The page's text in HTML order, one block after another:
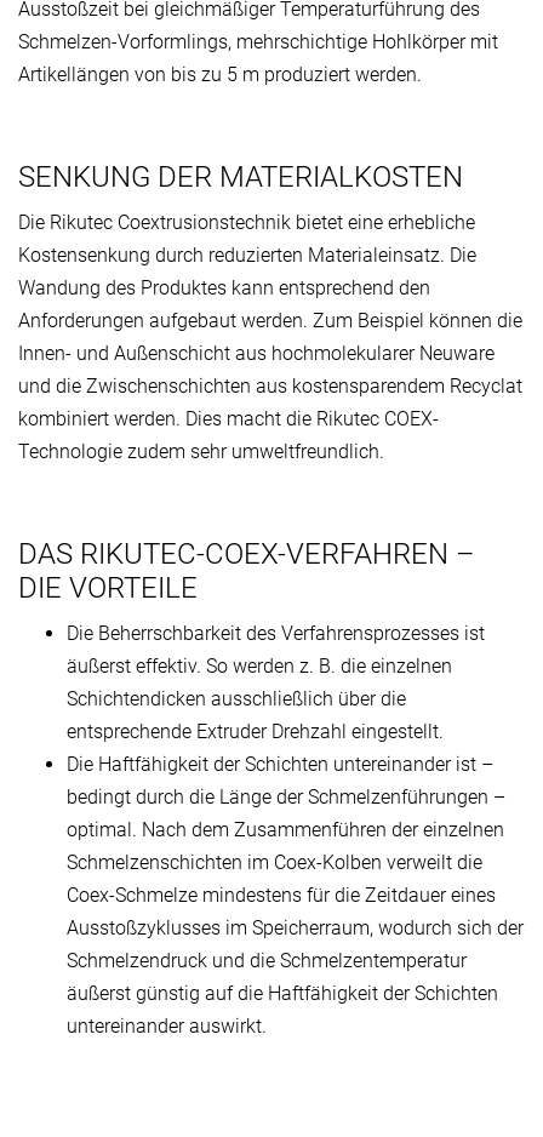
Ausstoßzeit bei gleichmäßiger Temperaturführung des
Schmelzen-Vorformlings, mehrschichtige Hohlkörper mit
Artikellängen von bis zu 5 m produziert werden.
SENKUNG DER MATERIALKOSTEN
Die Rikutec Coextrusionstechnik bietet eine erhebliche
Kostensenkung durch reduzierten Materialeinsatz. Die
Wandung des Produktes kann entsprechend den
Anforderungen aufgebaut werden. Zum Beispiel können die
Innen- und Außenschicht aus hochmolekularer Neuware
und die Zwischenschichten aus kostensparendem Recyclat
kombiniert werden. Dies macht die Rikutec COEX-
Technologie zudem sehr umweltfreundlich.
DAS RIKUTEC-COEX-VERFAHREN –
DIE VORTEILE
Die Beherrschbarkeit des Verfahrensprozesses ist
äußerst effektiv. So werden z. B. die einzelnen
Schichtendicken ausschließlich über die
entsprechende Extruder Drehzahl eingestellt.
Die Haftfähigkeit der Schichten untereinander ist –
bedingt durch die Länge der Schmelzenführungen –
optimal. Nach dem Zusammenführen der einzelnen
Schmelzenschichten im Coex-Kolben verweilt die
Coex-Schmelze mindestens für die Zeitdauer eines
Ausstoßzyklusses im Speicherraum, wodurch sich der
Schmelzendruck und die Schmelzentemperatur
äußerst günstig auf die Haftfähigkeit der Schichten
untereinander auswirkt.